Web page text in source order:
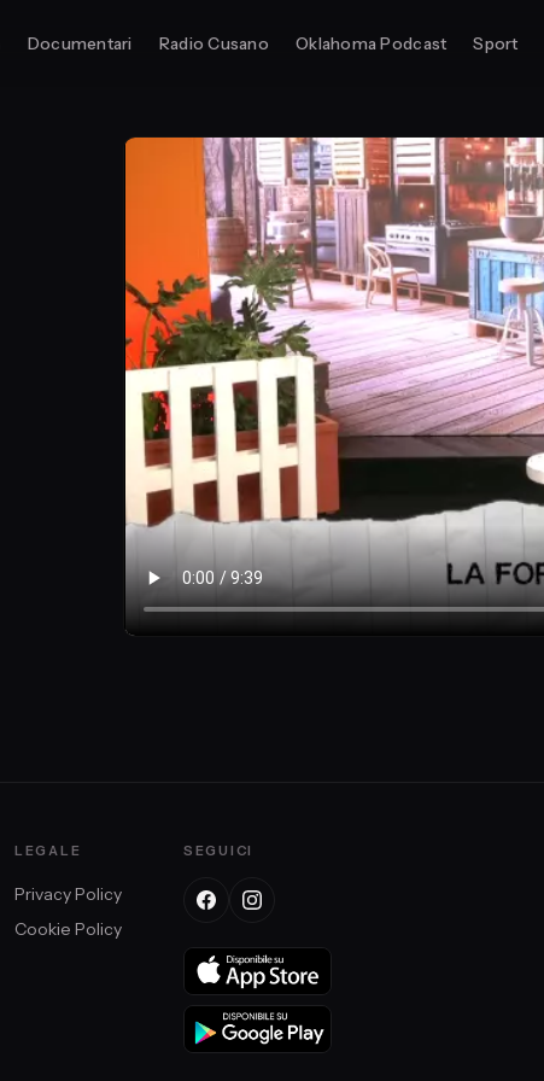
Documentari Radio Cusano Oklahoma Podcast Sport
LEGALE
Privacy Policy
Cookie Policy
SEGUICI